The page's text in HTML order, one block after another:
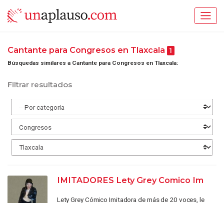
Cantante para Congresos en Tlaxcala 1
Búsquedas similares a Cantante para Congresos en Tlaxcala:
Filtrar resultados
IMITADORES Lety Grey Comico Im
Lety Grey Cómico Imitadora de más de 20 voces, le